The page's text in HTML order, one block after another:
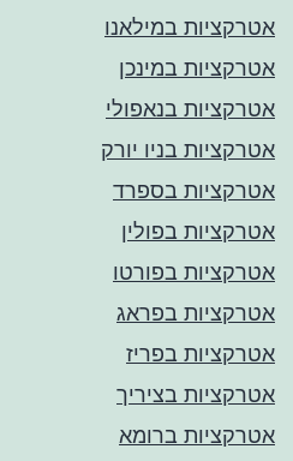
אטרקציות במילאנו
אטרקציות במינכן
אטרקציות בנאפולי
אטרקציות בניו יורק
אטרקציות בספרד
אטרקציות בפולין
אטרקציות בפורטו
אטרקציות בפראג
אטרקציות בפריז
אטרקציות בציריך
אטרקציות ברומא